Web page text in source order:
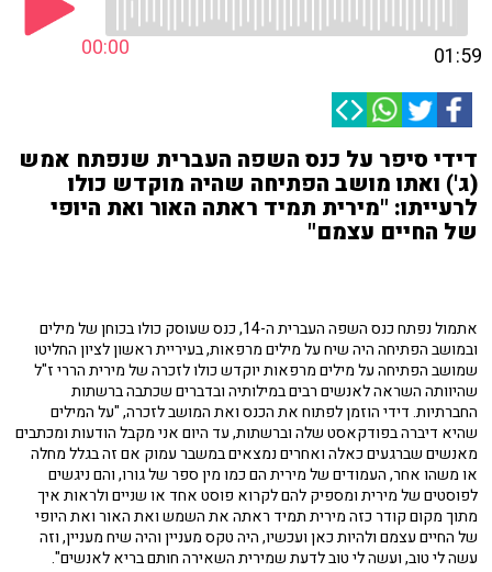
00:00 01:59
דידי סיפר על כנס השפה העברית שנפתח אמש
(ג') ואתו מושב הפתיחה שהיה מוקדש כולו
לרעייתו: "מירית תמיד ראתה האור ואת היופי
של החיים עצמם"
אתמול נפתח כנס השפה העברית ה-14, כנס שעוסק כולו בכוחן של מילים
ובמושב הפתיחה היה שיח על מילים מרפאות, בעיריית ראשון לציון החליטו
שמושב הפתיחה על מילים מרפאות יוקדש כולו לזכרה של מירית הררי ז"ל
שהיוותה השראה לאנשים רבים במילותיה ובדברים שכתבה ברשתות
החברתיות. דידי הוזמן לפתוח את הכנס ואת המושב לזכרה, "על המילים
שהיא דיברה בפודקאסט שלה וברשתות, עד היום אני מקבל הודעות ומכתבים
מאנשים שברגעים כאלה ואחרים נמצאים במשבר עמוק אם זה בגלל מחלה
או משהו אחר, העמודים של מירית הם כמו מין ספר של גורו, והם ניגשים
לפוסטים של מירית ומספיק להם לקרוא פוסט אחד או שניים ולראות איך
מתוך מקום קודר כזה מירית תמיד ראתה את השמש ואת האור ואת היופי
של החיים עצמם ולהיות כאן ועכשיו, היה טקס מעניין והיה שיח מעניין, וזה
עשה לי טוב, ועשה לי טוב לדעת שמירית השאירה חותם בריא לאנשים".